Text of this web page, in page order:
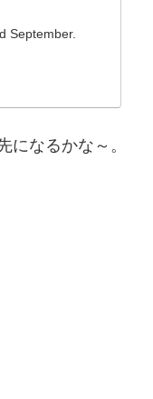
September.
なるかな～。